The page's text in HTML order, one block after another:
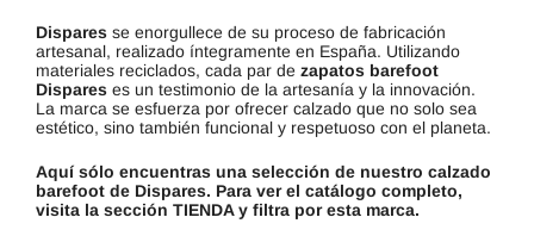
Dispares se enorgullece de su proceso de fabricación
artesanal, realizado íntegramente en España. Utilizando
materiales reciclados, cada par de zapatos barefoot
Dispares es un testimonio de la artesanía y la innovación.
La marca se esfuerza por ofrecer calzado que no solo sea
estético, sino también funcional y respetuoso con el planeta.
Aquí sólo encuentras una selección de nuestro calzado
barefoot de Dispares. Para ver el catálogo completo,
visita la sección TIENDA y filtra por esta marca.